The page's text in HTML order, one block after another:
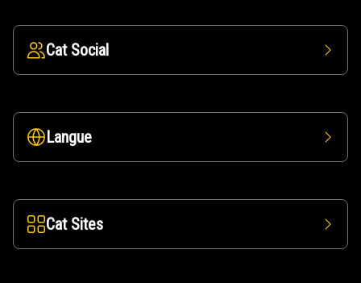
Cat Social
Langue
Cat Sites